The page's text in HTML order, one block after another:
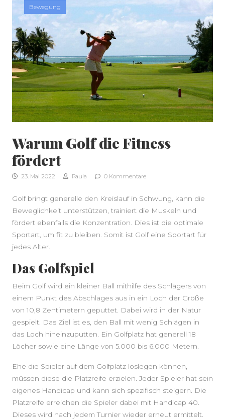
Bewegung
Warum Golf die Fitness
fördert
23. Mai 2022 Paula 0 Kommentare
Golf bringt generelle den Kreislauf in Schwung, kann die
Beweglichkeit unterstützen, trainiert die Muskeln und
fördert ebenfalls die Konzentration. Dies ist die optimale
Sportart, um fit zu bleiben. Somit ist Golf eine Sportart für
jedes Alter.
Das Golfspiel
Beim Golf wird ein kleiner Ball mithilfe des Schlägers von
einem Punkt des Abschlages aus in ein Loch der Größe
von 10,8 Zentimetern geputtet. Dabei wird in der Natur
gespielt. Das Ziel ist es, den Ball mit wenig Schlägen in
das Loch hineinzuputten. Ein Golfplatz hat generell 18
Löcher sowie eine Länge von 5.000 bis 6.000 Metern.
Ehe die Spieler auf dem Golfplatz loslegen können,
müssen diese die Platzreife erzielen. Jeder Spieler hat sein
eigenes Handicap und kann sich spezifisch steigern. Die
Platzreife erreichen die Spieler dabei mit Handicap 40.
Dieses wird nach jedem Turnier wieder erneut ermittelt.
SEITENLEISTE